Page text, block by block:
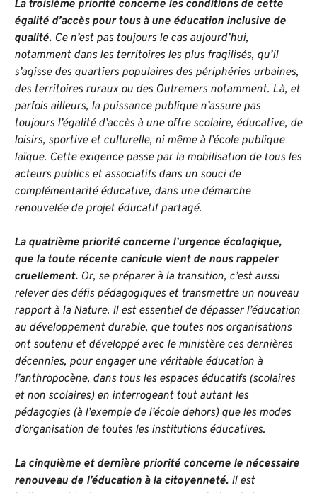
La troisième priorité concerne les conditions de cette
égalité d’accès pour tous à une éducation inclusive de
qualité. Ce n’est pas toujours le cas aujourd’hui,
notamment dans les territoires les plus fragilisés, qu’il
s’agisse des quartiers populaires des périphéries urbaines,
des territoires ruraux ou des Outremers notamment. Là, et
parfois ailleurs, la puissance publique n’assure pas
toujours l’égalité d’accès à une offre scolaire, éducative, de
loisirs, sportive et culturelle, ni même à l’école publique
laïque. Cette exigence passe par la mobilisation de tous les
acteurs publics et associatifs dans un souci de
complémentarité éducative, dans une démarche
renouvelée de projet éducatif partagé.
La quatrième priorité concerne l’urgence écologique,
que la toute récente canicule vient de nous rappeler
cruellement. Or, se préparer à la transition, c’est aussi
relever des défis pédagogiques et transmettre un nouveau
rapport à la Nature. Il est essentiel de dépasser l’éducation
au développement durable, que toutes nos organisations
ont soutenu et développé avec le ministère ces dernières
décennies, pour engager une véritable éducation à
l’anthropocène, dans tous les espaces éducatifs (scolaires
et non scolaires) en interrogeant tout autant les
pédagogies (à l’exemple de l’école dehors) que les modes
d’organisation de toutes les institutions éducatives.
La cinquième et dernière priorité concerne le nécessaire
renouveau de l’éducation à la citoyenneté. Il est